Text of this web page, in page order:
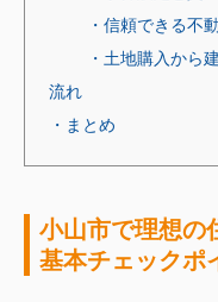
・信頼できる不
・土地購入から
流れ
・まとめ
小山市で理想の
基本チェックポ